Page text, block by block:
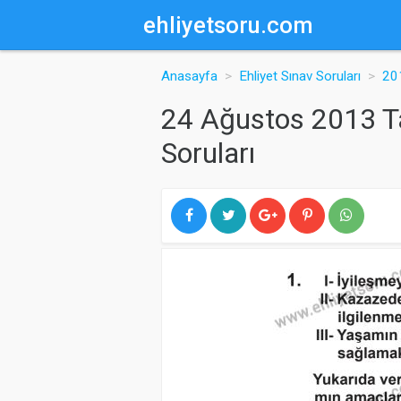
ehliyetsoru.com
Anasayfa Ehliyet Sınav Soruları
24 Ağustos 2013
Soruları